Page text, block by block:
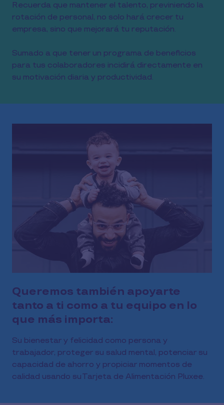
Recuerda que mantener el talento, previniendo la
rotación de personal, no solo hará crecer tu
empresa, sino que mejorará tu reputación.
Sumado a que tener un programa de beneficios
para tus colaboradores incidirá directamente en
su motivación diaria y productividad.
Queremos también apoyarte
tanto a ti como a tu equipo en lo
que más importa:
Su bienestar y felicidad como persona y
trabajador, proteger su salud mental, potenciar su
capacidad de ahorro y propiciar momentos de
calidad usando su Tarjeta de Alimentación Pluxee.